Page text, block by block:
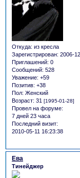
Откуда: из кресла
Зарегистрирован: 2006-
Приглашений: 0
Сообщений: 528
Уважение: +59
Позитив: +38
Пол: Женский
Возраст: 31 [1995-01-28]
Провел на форуме:
7 дней 23 часа
Последний визит:
2010-05-11 16:23:38
Ева
Тинейджер